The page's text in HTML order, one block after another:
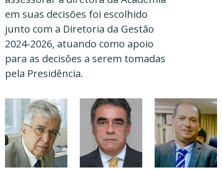
em suas decisões foi escolhido
junto com a Diretoria da Gestão
2024-2026, atuando como apoio
para as decisões a serem tomadas
pela Presidência.